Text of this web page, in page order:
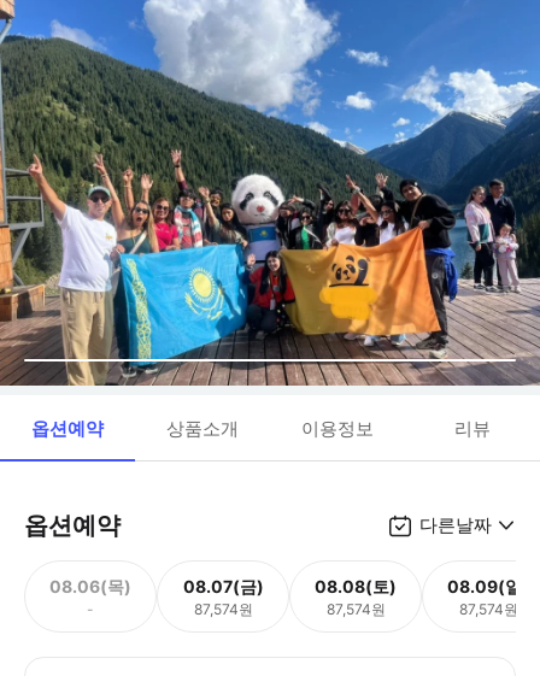
옵션예약 상품소개 이용정보 리뷰
옵션예약 다른날짜
08.06(목)
-
08.07(금)
87,574원
08.08(토)
87,574원
08.09(일)
87,574원